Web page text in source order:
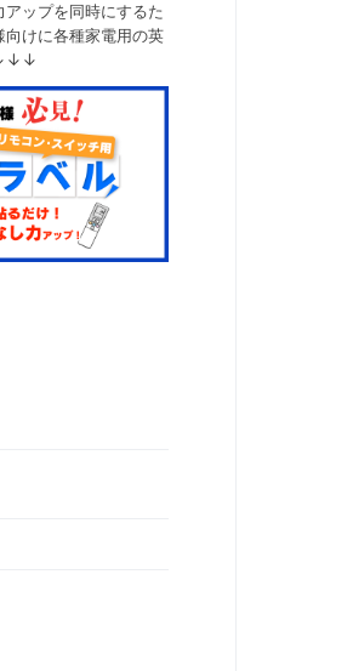
ップを同時にするた
けに各種家電用の英
↓↓↓